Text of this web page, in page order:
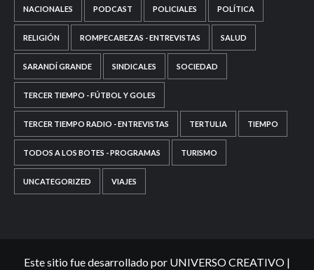
NACIONALES PODCAST POLICIALES POLÍTICA
RELIGIÓN ROMPECABEZAS - ENTREVISTAS SALUD
SARANDÍ GRANDE SINDICALES SOCIEDAD
TERCER TIEMPO - FÚTBOL Y GOLES
TERCER TIEMPO RADIO - ENTREVISTAS TERTULIA TIEMPO
TODOS A LOS BOTES - PROGRAMAS TURISMO
UNCATEGORIZED VIAJES
Este sitio fue desarrollado por UNIVERSO CREATIVO |